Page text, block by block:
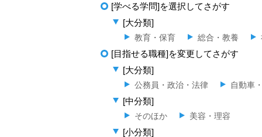
[学べる学問]を選択してさがす
[大分類]
教育・保育 総合・教養
[目指せる職種]を変更してさがす
[大分類]
公務員・政治・法律 自動車
[中分類]
そのほか 美容・理容
[小分類]